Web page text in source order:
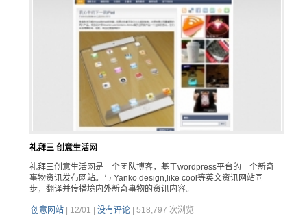
礼拜三 创意生活网
礼拜三创意生活网是一个团队博客，基于wordpress平台的一个新奇
事物资讯发布网站。与 Yanko design,like cool等英文资讯网站同
步，翻译并传播境内外新奇事物的资讯内容。
创意网站| 12/01 | 没有评论| 518,797 次浏览